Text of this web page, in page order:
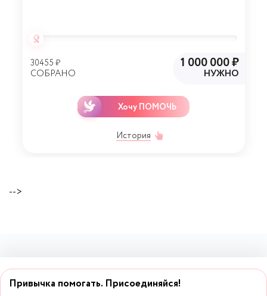
30455 ₽
СОБРАНО
1 000 000 ₽
НУЖНО
Хочу ПОМОЧЬ
История
-->
Привычка помогать. Присоединяйся!